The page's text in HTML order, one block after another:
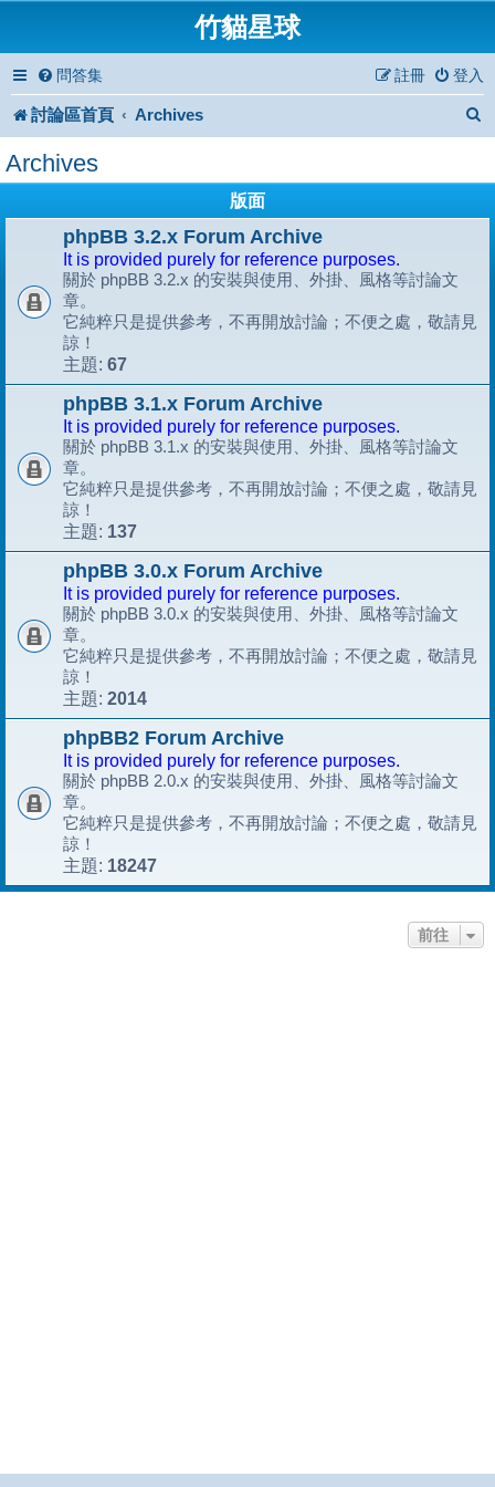
竹貓星球
問答集 登入
註冊
討論區首頁 Archives
Archives
版面
phpBB 3.2.x Forum Archive
It is provided purely for reference purposes.
關於 phpBB 3.2.x 的安裝與使用、外掛、風格等討論文
章。
它純粹只是提供參考，不再開放討論；不便之處，敬請見
諒！
主題: 67
phpBB 3.1.x Forum Archive
It is provided purely for reference purposes.
關於 phpBB 3.1.x 的安裝與使用、外掛、風格等討論文
章。
它純粹只是提供參考，不再開放討論；不便之處，敬請見
諒！
主題: 137
phpBB 3.0.x Forum Archive
It is provided purely for reference purposes.
關於 phpBB 3.0.x 的安裝與使用、外掛、風格等討論文
章。
它純粹只是提供參考，不再開放討論；不便之處，敬請見
諒！
主題: 2014
phpBB2 Forum Archive
It is provided purely for reference purposes.
關於 phpBB 2.0.x 的安裝與使用、外掛、風格等討論文
章。
它純粹只是提供參考，不再開放討論；不便之處，敬請見
諒！
主題: 18247
前往